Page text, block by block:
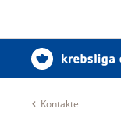
Kontakte